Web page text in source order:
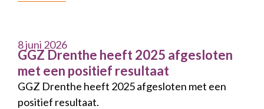
GGZ Drenthe heeft 2025 afgesloten
met een positief resultaat
8 juni 2026
GGZ Drenthe heeft 2025 afgesloten met een
positief resultaat.